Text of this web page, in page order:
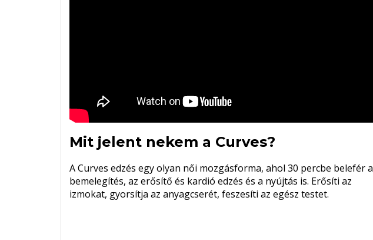
Mit jelent nekem a Curves?
A Curves edzés egy olyan női mozgásforma, ahol 30 percbe belefér a
bemelegítés, az erősítő és kardió edzés és a nyújtás is. Erősíti az
izmokat, gyorsítja az anyagcserét, feszesíti az egész testet.